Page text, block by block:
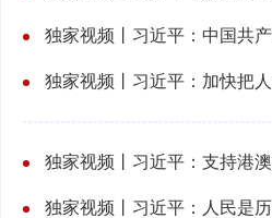
独家视频丨习近平：中国共
独家视频丨习近平：加快把
独家视频丨习近平：支持港
独家视频丨习近平：人民是